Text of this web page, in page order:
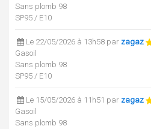
Sans plomb 98
SP95 / E10
Le 22/05/2026 à 13h58 par zagaz
Gasoil
Sans plomb 98
SP95 / E10
Le 15/05/2026 à 11h51 par zagaz
Gasoil
Sans plomb 98